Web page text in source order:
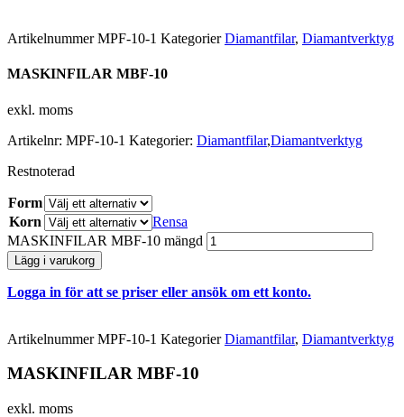
ArtikelnummerMPF-10-1 Kategorier Diamantfilar, Diamantverktyg
MASKINFILAR MBF-10
exkl. moms
Artikelnr: MPF-10-1 Kategorier: Diamantfilar,Diamantverktyg
Restnoterad
Form
Korn
Rensa
MASKINFILAR MBF-10 mängd
Lägg i varukorg
Logga in för att se priser eller ansök om ett konto.
ArtikelnummerMPF-10-1 Kategorier Diamantfilar, Diamantverktyg
MASKINFILAR MBF-10
exkl. moms